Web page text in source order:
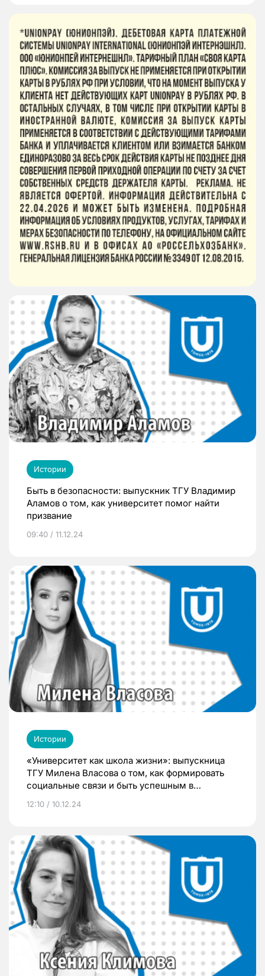
Истории
Быть в безопасности: выпускник ТГУ Владимир
Аламов о том, как университет помог найти
призвание
09:40 / 11.12.24
Истории
«Университет как школа жизни»: выпускница
ТГУ Милена Власова о том, как формировать
социальные связи и быть успешным в
12:10 / 10.12.24